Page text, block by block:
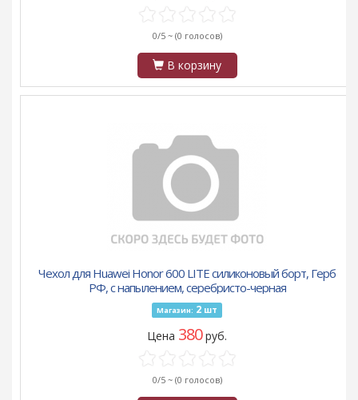
0/5 ~ (0 голосов)
В корзину
Чехол для Huawei Honor 600 LITE силиконовый борт, Герб
РФ, с напылением, серебристо-черная
Магазин: 2 шт
Цена 380руб.
0/5 ~ (0 голосов)